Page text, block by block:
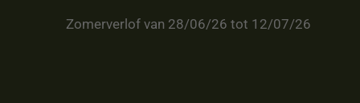
Zomerverlof van 28/06/26 tot 12/07/26